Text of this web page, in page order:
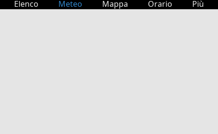
Elenco Meteo Mappa Orario Più